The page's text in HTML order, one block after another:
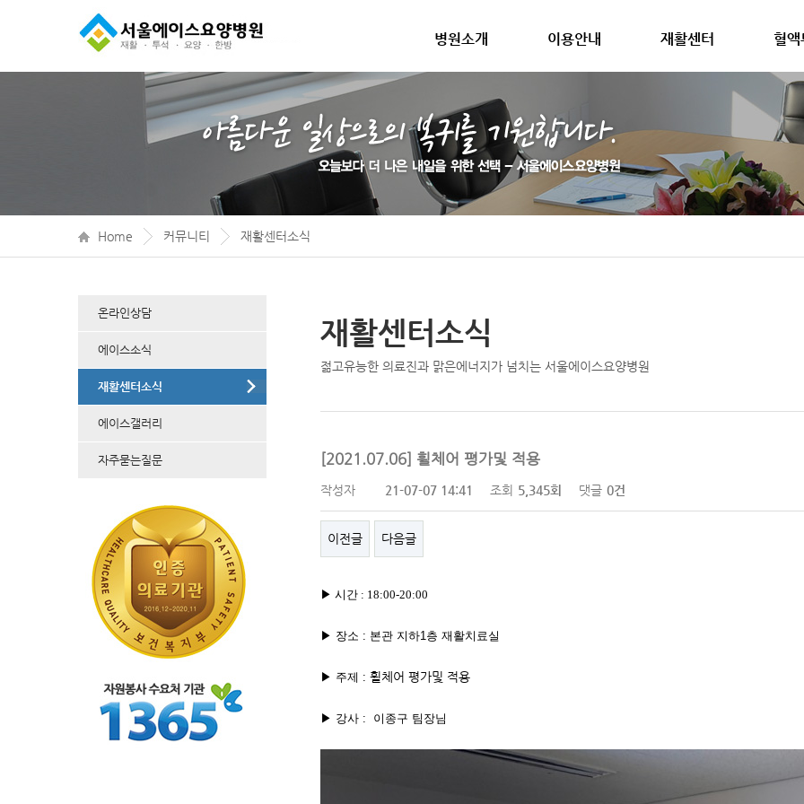
병원소개 이용안내 재활센터 혈액
Home 커뮤니티 재활센터소식
온라인상담
에이스소식
재활센터소식
에이스갤러리
자주묻는질문
재활센터소식
젊고유능한 의료진과 맑은에너지가 넘치는 서울에이스요양병원
[2021.07.06] 휠체어 평가및 적용
작성자 21-07-07 14:41 조회 5,345회 댓글 0건
이전글 다음글
▶ 시간 : 18:00-20:00
▶ 장소 : 본관 지하1층 재활치료실
▶ 주제 : 휠체어 평가및 적용
▶ 강사 : 이종구 팀장님